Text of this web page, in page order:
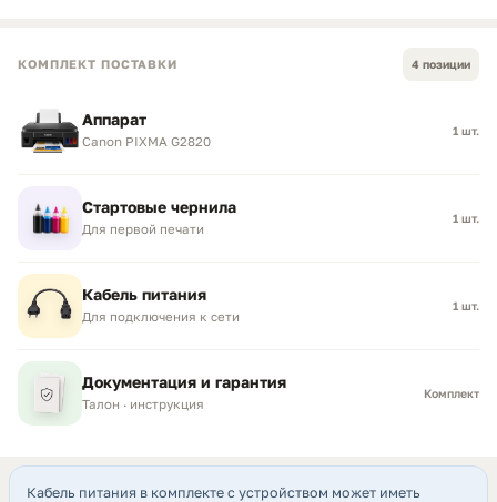
КОМПЛЕКТ ПОСТАВКИ 4 позиции
Аппарат
Canon PIXMA G2820
1 шт.
Стартовые чернила
Для первой печати
1 шт.
Кабель питания
Для подключения к сети
1 шт.
Документация и гарантия
Талон · инструкция
Комплект
Кабель питания в комплекте с устройством может иметь